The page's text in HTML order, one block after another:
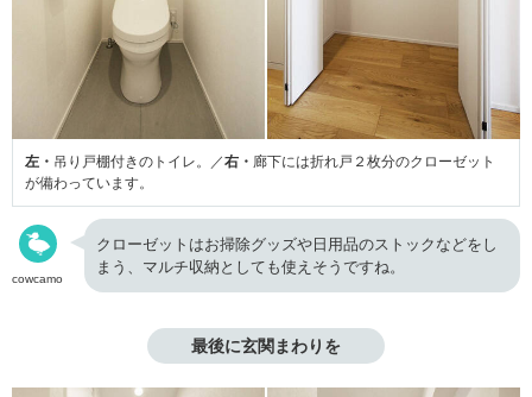
左・ 吊り戸棚付きのトイレ。／右・ 廊下には折れ戸２枚分のクローゼット
が備わっています。
cowcamo
クローゼットはお掃除グッズや日用品のストックなどをし
まう、マルチ収納としても使えそうですね。
最後に玄関まわりを